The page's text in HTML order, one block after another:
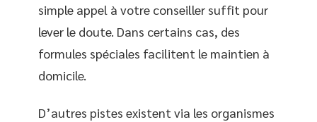
simple appel à votre conseiller suffit pour
lever le doute. Dans certains cas, des
formules spéciales facilitent le maintien à
domicile.
D’autres pistes existent via les organismes